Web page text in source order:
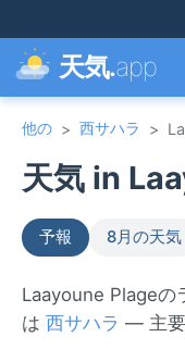
天気.app
他の > 西サハラ >
天気 in
予報 8月の天気
Laayoune Plageの
は 西サハラ — 主要